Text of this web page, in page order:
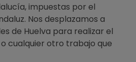
impuestas por el
Nos desplazamos a
de Huelva para realizar el
o cualquier otro trabajo que